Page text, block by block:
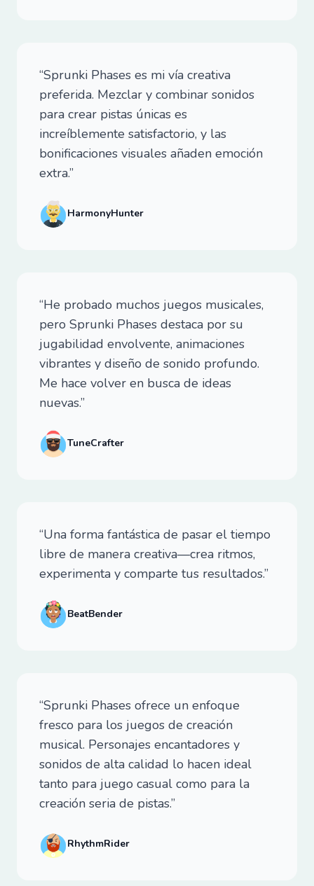
“Sprunki Phases es mi vía creativa
preferida. Mezclar y combinar sonidos
para crear pistas únicas es
increíblemente satisfactorio, y las
bonificaciones visuales añaden emoción
extra.”
HarmonyHunter
“He probado muchos juegos musicales,
pero Sprunki Phases destaca por su
jugabilidad envolvente, animaciones
vibrantes y diseño de sonido profundo.
Me hace volver en busca de ideas
nuevas.”
TuneCrafter
“Una forma fantástica de pasar el tiempo
libre de manera creativa—crea ritmos,
experimenta y comparte tus resultados.”
BeatBender
“Sprunki Phases ofrece un enfoque
fresco para los juegos de creación
musical. Personajes encantadores y
sonidos de alta calidad lo hacen ideal
tanto para juego casual como para la
creación seria de pistas.”
RhythmRider